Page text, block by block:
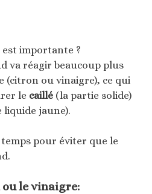
importante ?
va réagir beaucoup plus
(citron ou vinaigre), ce qui
le caillé (la partie solide)
liquide jaune).
pour éviter que le
le vinaigre: